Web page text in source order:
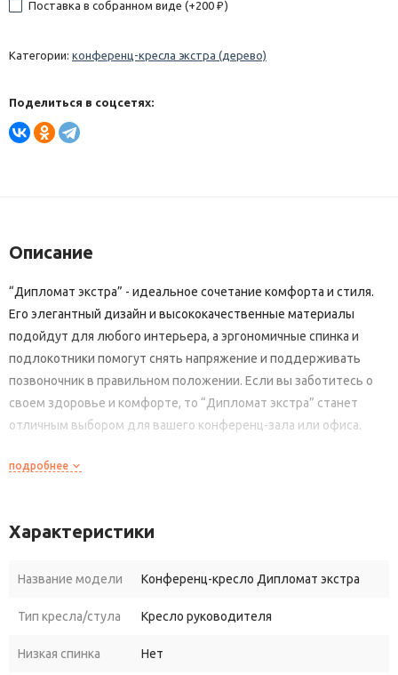
Поставка в собранном виде (+200 ₽ )
Категории: конференц-кресла экстра (дерево)
Поделиться в соцсетях:
Описание
“Дипломат экстра” - идеальное сочетание комфорта и стиля.
Его элегантный дизайн и высококачественные материалы
подойдут для любого интерьера, а эргономичные спинка и
подлокотники помогут снять напряжение и поддерживать
позвоночник в правильном положении. Если вы заботитесь о
своем здоровье и комфорте, то “Дипломат экстра” станет
отличным выбором для вашего конференц-зала или офиса.
подробнее
Характеристики
Название модели Конференц-кресло Дипломат экстра
Тип кресла/стула Кресло руководителя
Низкая спинка Нет